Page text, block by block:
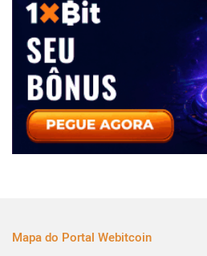
Mapa do Portal Webitcoin